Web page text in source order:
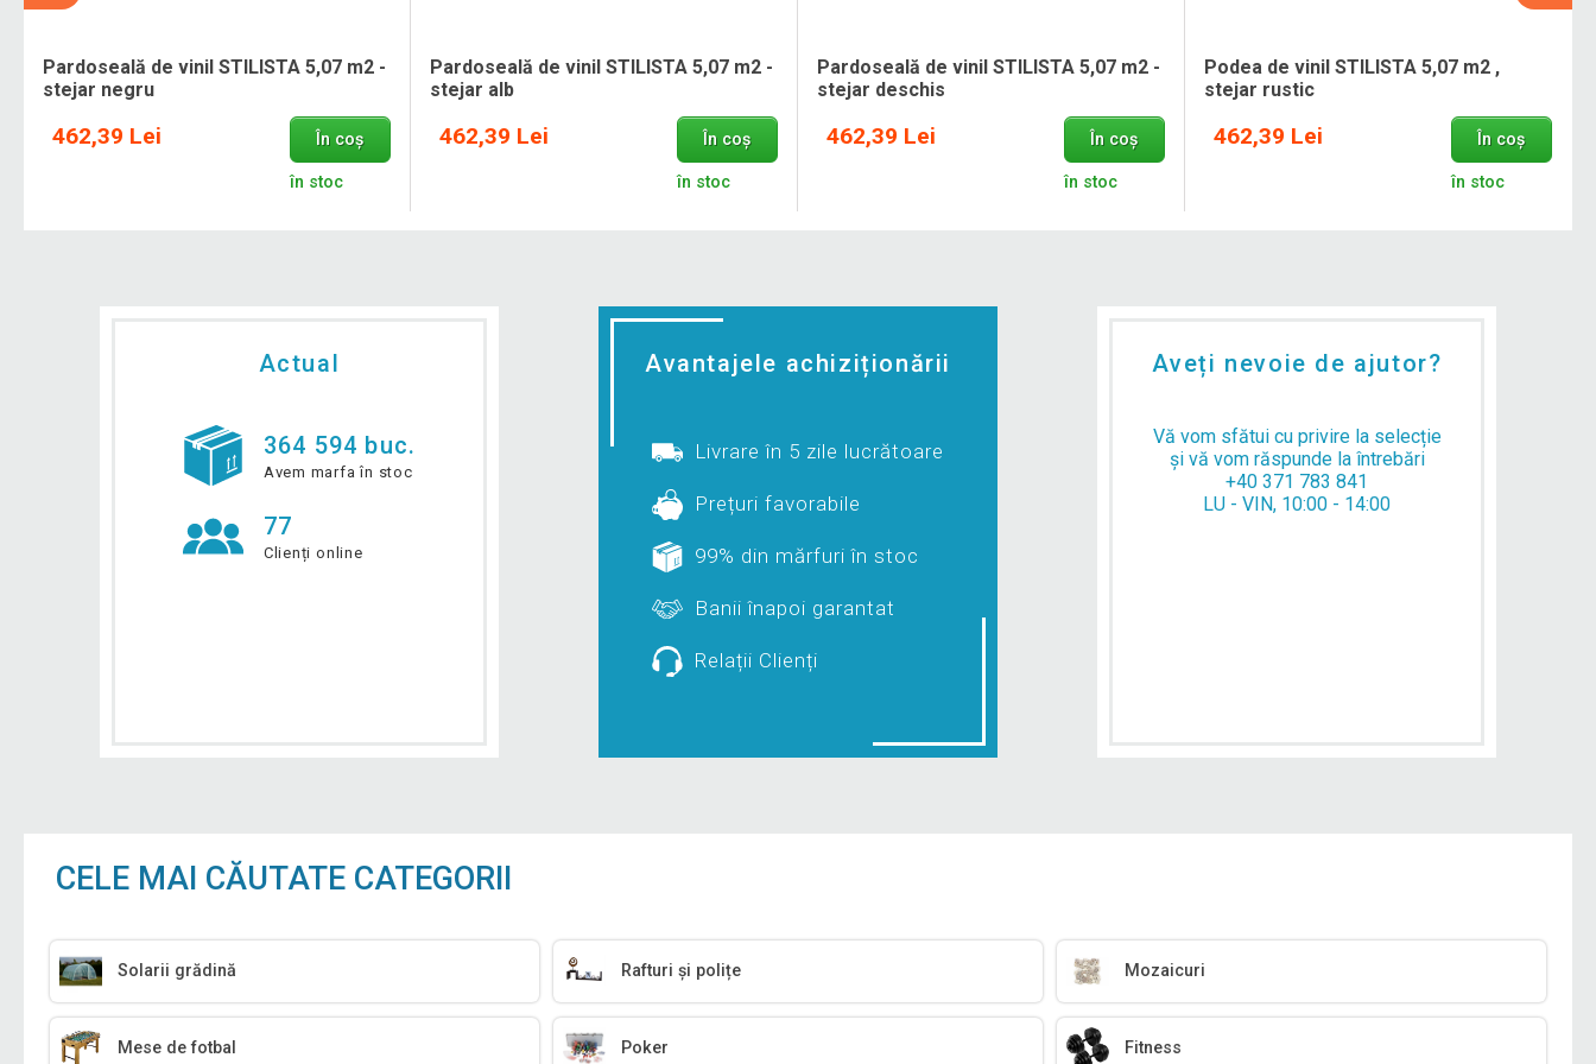
Pardoseală de vinil STILISTA 5,07 m2 -
stejar negru
462,39 Lei În coș
în stoc
Pardoseală de vinil STILISTA 5,07 m2 -
stejar alb
462,39 Lei În coș
în stoc
Pardoseală de vinil STILISTA 5,07 m2 -
stejar deschis
462,39 Lei În coș
în stoc
Podea de vinil STILISTA 5,07 m2 ,
stejar rustic
462,39 Lei În coș
în stoc
Actual
364 594 buc.
Avem marfa în stoc
77
Clienți online
Avantajele achiziționării
Livrare în 5 zile lucrătoare
Prețuri favorabile
99% din mărfuri în stoc
Banii înapoi garantat
Relații Clienți
Aveți nevoie de ajutor?
Vă vom sfătui cu privire la selecție
și vă vom răspunde la întrebări
+40 371 783 841
LU - VIN, 10:00 - 14:00
CELE MAI CĂUTATE CATEGORII
Solarii grădină Rafturi și polițe Mozaicuri
Mese de fotbal Poker Fitness